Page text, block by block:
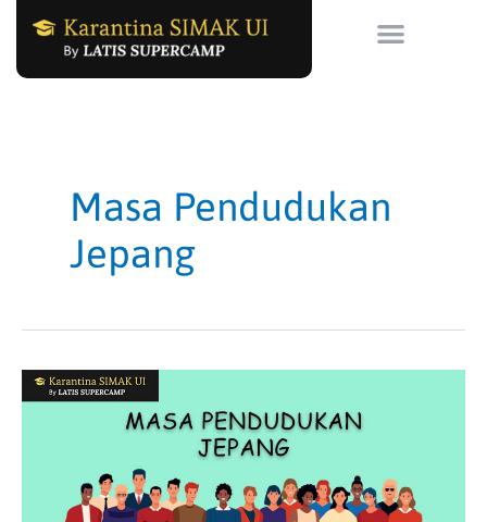
Masa Pendudukan
Jepang
Masa
Pendudukan
Indonesia